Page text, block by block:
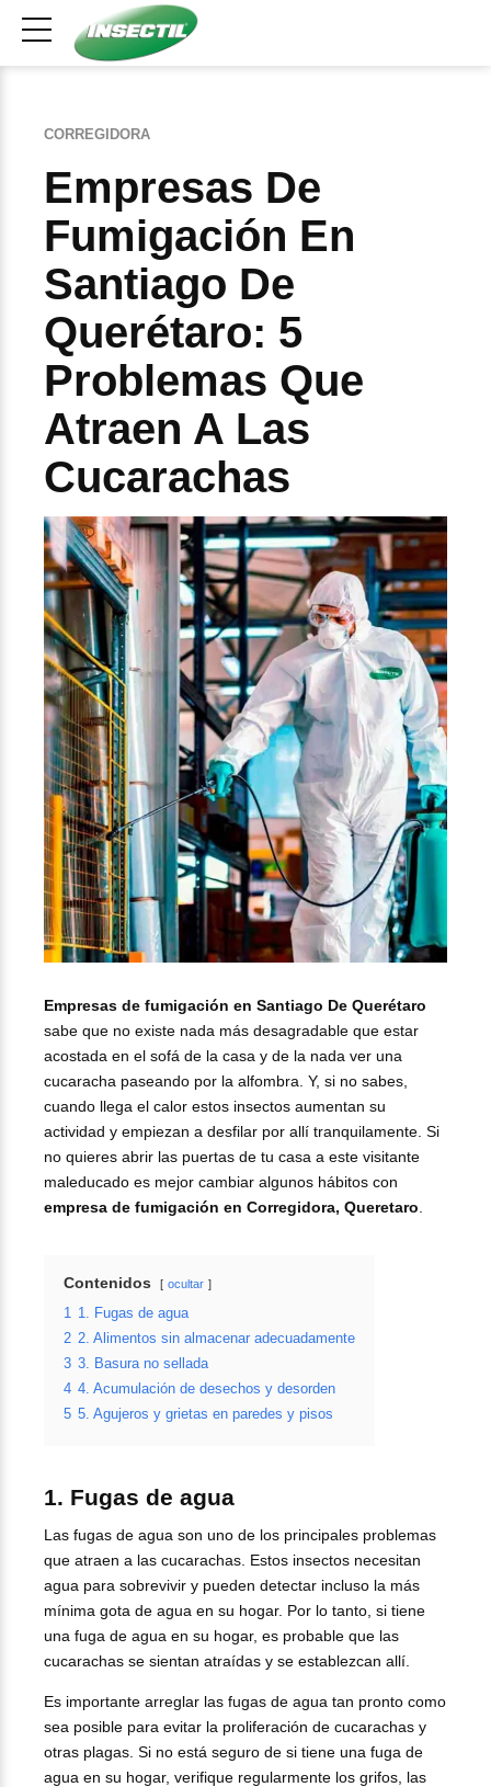
CORREGIDORA
Empresas De
Fumigación En
Santiago De
Querétaro: 5
Problemas Que
Atraen A Las
Cucarachas
Empresas de fumigación en Santiago De Querétaro
sabe que no existe nada más desagradable que estar
acostada en el sofá de la casa y de la nada ver una
cucaracha paseando por la alfombra. Y, si no sabes,
cuando llega el calor estos insectos aumentan su
actividad y empiezan a desfilar por allí tranquilamente. Si
no quieres abrir las puertas de tu casa a este visitante
maleducado es mejor cambiar algunos hábitos con
empresa de fumigación en Corregidora, Queretaro.
Contenidos ocultar
1 1. Fugas de agua
2 2. Alimentos sin almacenar adecuadamente
3 3. Basura no sellada
4 4. Acumulación de desechos y desorden
5 5. Agujeros y grietas en paredes y pisos
1. Fugas de agua
Las fugas de agua son uno de los principales problemas
que atraen a las cucarachas. Estos insectos necesitan
agua para sobrevivir y pueden detectar incluso la más
mínima gota de agua en su hogar. Por lo tanto, si tiene
una fuga de agua en su hogar, es probable que las
cucarachas se sientan atraídas y se establezcan allí.
Es importante arreglar las fugas de agua tan pronto como
sea posible para evitar la proliferación de cucarachas y
otras plagas. Si no está seguro de si tiene una fuga de
agua en su hogar, verifique regularmente los grifos, las